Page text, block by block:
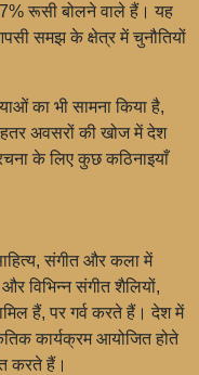
रूसी बोलने वाले हैं। यह
समझ के क्षेत्र में चुनौतियों
का भी सामना किया है,
अवसरों की खोज में देश
के लिए कुछ कठिनाइयाँ
संगीत और कला में
विभिन्न संगीत शैलियों,
हैं, पर गर्व करते हैं। देश में
कार्यक्रम आयोजित होते
करते हैं।